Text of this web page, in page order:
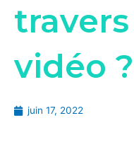
vidéo ?
juin 17, 2022